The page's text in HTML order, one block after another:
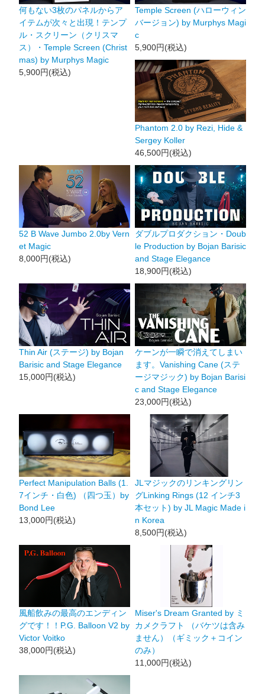
何もない3枚のパネルからア
イテムが次々と出現！テンプ
ル・スクリーン（クリスマ
ス）・Temple Screen (Christ
mas) by Murphys Magic
5,900円(税込)
Temple Screen (ハローウィン
バージョン) by Murphys Magi
c
5,900円(税込)
Phantom 2.0 by Rezi, Hide &
Sergey Koller
46,500円(税込)
52 B Wave Jumbo 2.0by Vern
et Magic
8,000円(税込)
ダブルプロダクション・Doub
le Production by Bojan Barisic
and Stage Elegance
18,900円(税込)
Thin Air (ステージ) by Bojan
Barisic and Stage Elegance
15,000円(税込)
ケーンが一瞬で消えてしまい
ます。Vanishing Cane (ステ
ージマジック) by Bojan Barisi
c and Stage Elegance
23,000円(税込)
Perfect Manipulation Balls (1.
7インチ・白色) （四つ玉）by
Bond Lee
13,000円(税込)
JLマジックのリンキングリン
グLinking Rings (12 インチ3
本セット) by JL Magic Made i
n Korea
8,500円(税込)
風船飲みの最高のエンディン
グです！！P.G. Balloon V2 by
Victor Voitko
38,000円(税込)
Miser's Dream Granted by ミ
カメクラフト （バケツは含み
ません）（ギミック＋コイン
のみ）
11,000円(税込)